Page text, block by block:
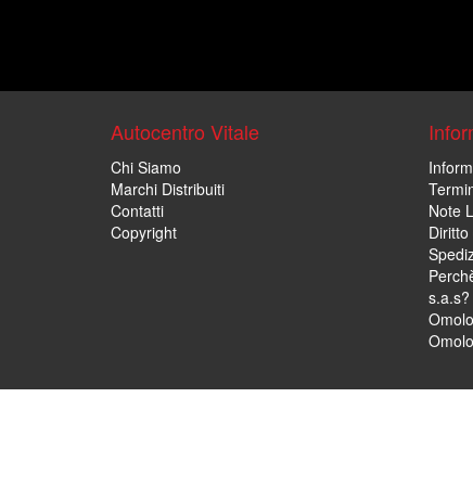
Autocentro Vitale
Chi Siamo
Marchi Distribuiti
Contatti
Copyright
Note
s.a.s?